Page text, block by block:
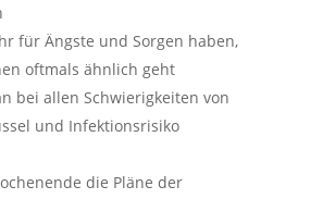
für Ängste und Sorgen haben,
oftmals ähnlich geht
bei allen Schwierigkeiten von
und Infektionsrisiko
die Pläne der